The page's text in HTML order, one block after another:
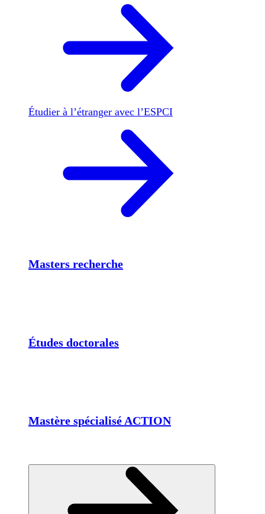
Étudier à l’étranger avec l’ESPCI
Masters recherche
Études doctorales
Mastère spécialisé ACTION